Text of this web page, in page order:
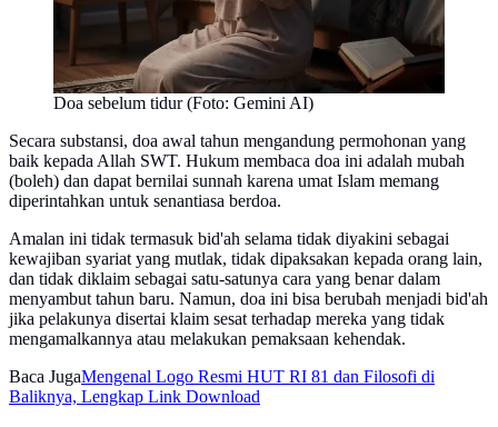
Doa sebelum tidur (Foto: Gemini AI)
Secara substansi, doa awal tahun mengandung permohonan yang
baik kepada Allah SWT. Hukum membaca doa ini adalah mubah
(boleh) dan dapat bernilai sunnah karena umat Islam memang
diperintahkan untuk senantiasa berdoa.
Amalan ini tidak termasuk bid'ah selama tidak diyakini sebagai
kewajiban syariat yang mutlak, tidak dipaksakan kepada orang lain,
dan tidak diklaim sebagai satu-satunya cara yang benar dalam
menyambut tahun baru. Namun, doa ini bisa berubah menjadi bid'ah
jika pelakunya disertai klaim sesat terhadap mereka yang tidak
mengamalkannya atau melakukan pemaksaan kehendak.
Baca JugaMengenal Logo Resmi HUT RI 81 dan Filosofi di
Baliknya, Lengkap Link Download